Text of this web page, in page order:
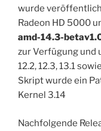
wurde
Radeon HD 5000
amd-14.3-
zur Verfügung und
12.2, 12.3, 13.1
Skript wurde ein
Kernel 3.14
Nachfolgende